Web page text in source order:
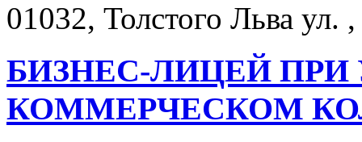
01032, Толстого Льва ул.
БИЗНЕС-ЛИЦЕЙ
КОММЕРЧЕСКОМ